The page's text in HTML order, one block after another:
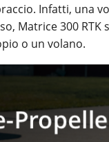
Infatti, una
Matrice 300 RTK
o un volano.